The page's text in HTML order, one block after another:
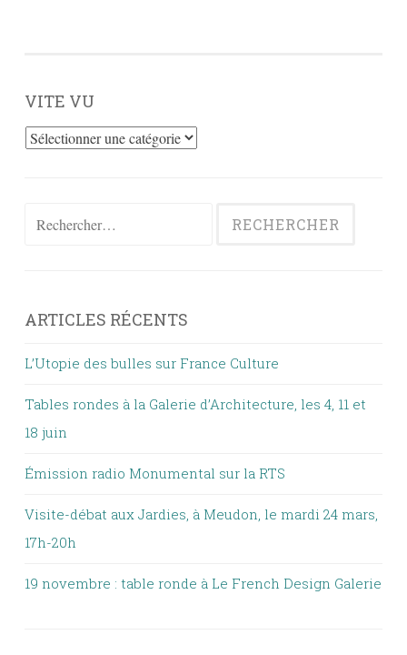
VITE VU
Vite
Rechercher :
ARTICLES RÉCENTS
L’Utopie des bulles sur France Culture
Tables rondes à la Galerie d’Architecture, les 4, 11 et
18 juin
Émission radio Monumental sur la RTS
Visite-débat aux Jardies, à Meudon, le mardi 24 mars,
17h-20h
19 novembre : table ronde à Le French Design Galerie